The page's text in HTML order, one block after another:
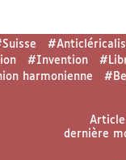
#Invention
harmonienne
dernière